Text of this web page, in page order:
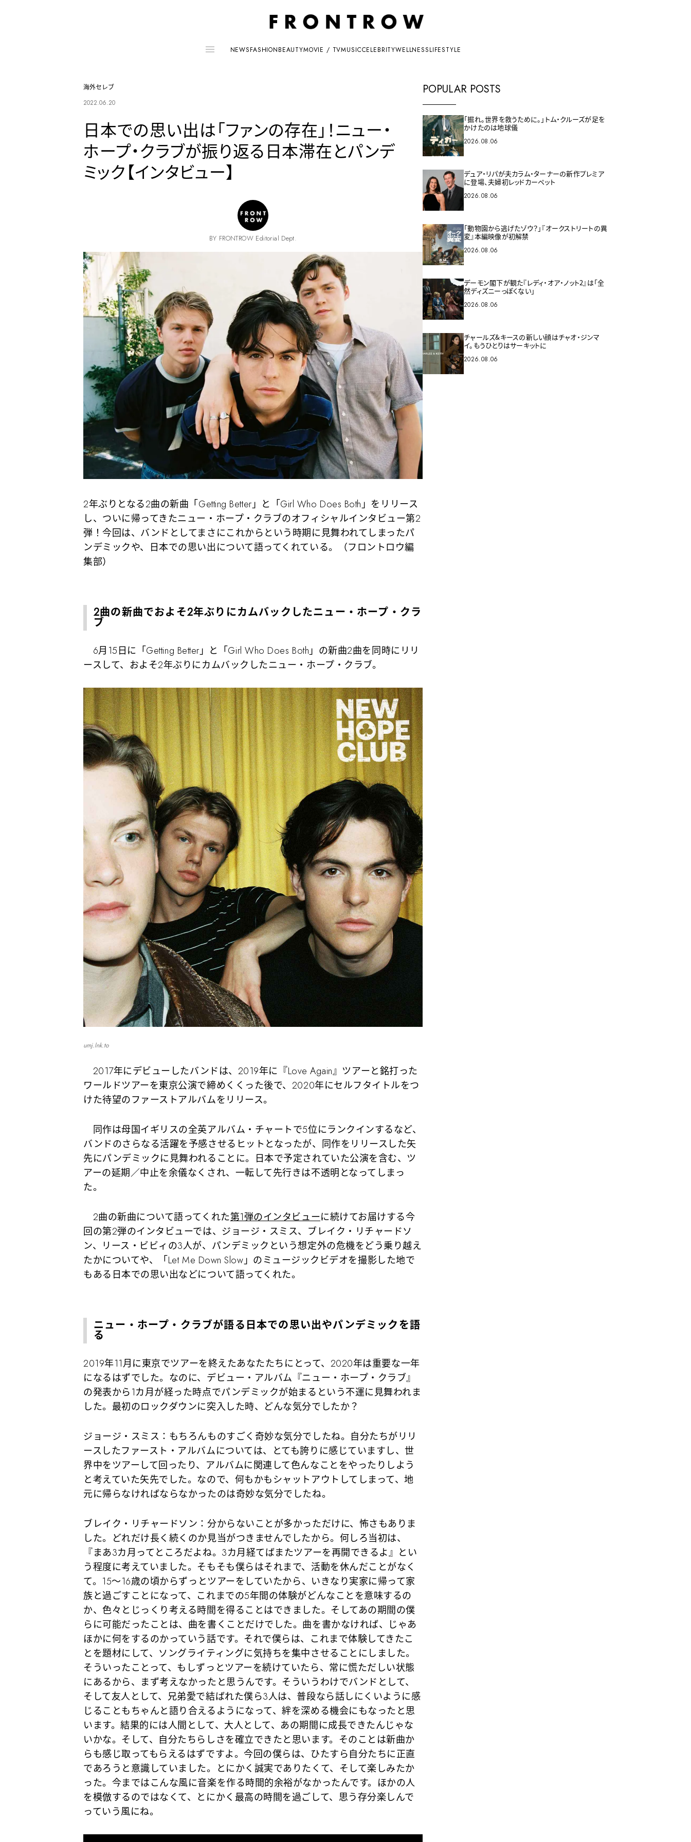
NEWSFASHIONBEAUTYMOVIE / TVMUSICCELEBRITYWELLNESSLIFESTYLE
海外セレブ
2022.06.20
日本での思い出は「ファンの存在」！ニュー・
ホープ・クラブが振り返る日本滞在とパンデ
ミック【インタビュー】
BY FRONTROW Editorial Dept.
2年ぶりとなる2曲の新曲「Getting Better」と「Girl Who Does Both」をリリース
し、ついに帰ってきたニュー・ホープ・クラブのオフィシャルインタビュー第2
弾！今回は、バンドとしてまさにこれからという時期に見舞われてしまったパ
ンデミックや、日本での思い出について語ってくれている。（フロントロウ編
集部）
2曲の新曲でおよそ2年ぶりにカムバックしたニュー・ホープ・クラ
ブ
6月15日に「Getting Better」と「Girl Who Does Both」の新曲2曲を同時にリリ
ースして、およそ2年ぶりにカムバックしたニュー・ホープ・クラブ。
umj.lnk.to
2017年にデビューしたバンドは、2019年に『Love Again』ツアーと銘打った
ワールドツアーを東京公演で締めくくった後で、2020年にセルフタイトルをつ
けた待望のファーストアルバムをリリース。
同作は母国イギリスの全英アルバム・チャートで5位にランクインするなど、
バンドのさらなる活躍を予感させるヒットとなったが、同作をリリースした矢
先にパンデミックに見舞われることに。日本で予定されていた公演を含む、ツ
アーの延期／中止を余儀なくされ、一転して先行きは不透明となってしまっ
た。
2曲の新曲について語ってくれた第1弾のインタビューに続けてお届けする今
回の第2弾のインタビューでは、ジョージ・スミス、ブレイク・リチャードソ
ン、リース・ビビィの3人が、パンデミックという想定外の危機をどう乗り越え
たかについてや、「Let Me Down Slow」のミュージックビデオを撮影した地で
もある日本での思い出などについて語ってくれた。
ニュー・ホープ・クラブが語る日本での思い出やパンデミックを語
る
2019年11月に東京でツアーを終えたあなたたちにとって、2020年は重要な一年
になるはずでした。なのに、デビュー・アルバム『ニュー・ホープ・クラブ』
の発表から1カ月が経った時点でパンデミックが始まるという不運に見舞われま
した。最初のロックダウンに突入した時、どんな気分でしたか？
ジョージ・スミス ：もちろんものすごく奇妙な気分でしたね。自分たちがリリ
ースしたファースト・アルバムについては、とても誇りに感じていますし、世
界中をツアーして回ったり、アルバムに関連して色んなことをやったりしよう
と考えていた矢先でした。なので、何もかもシャットアウトしてしまって、地
元に帰らなければならなかったのは奇妙な気分でしたね。
ブレイク・リチャードソン ：分からないことが多かっただけに、怖さもありま
した。どれだけ長く続くのか見当がつきませんでしたから。何しろ当初は、
『まあ3カ月ってところだよね。3カ月経てばまたツアーを再開できるよ』とい
う程度に考えていました。そもそも僕らはそれまで、活動を休んだことがなく
て。15～16歳の頃からずっとツアーをしていたから、いきなり実家に帰って家
族と過ごすことになって、これまでの5年間の体験がどんなことを意味するの
か、色々とじっくり考える時間を得ることはできました。そしてあの期間の僕
らに可能だったことは、曲を書くことだけでした。曲を書かなければ、じゃあ
ほかに何をするのかっていう話です。それで僕らは、これまで体験してきたこ
とを題材にして、ソングライティングに気持ちを集中させることにしました。
そういったことって、もしずっとツアーを続けていたら、常に慌ただしい状態
にあるから、まず考えなかったと思うんです。そういうわけでバンドとして、
そして友人として、兄弟愛で結ばれた僕ら3人は、普段なら話しにくいように感
じることもちゃんと語り合えるようになって、絆を深める機会にもなったと思
います。結果的には人間として、大人として、あの期間に成長できたんじゃな
いかな。そして、自分たちらしさを確立できたと思います。そのことは新曲か
らも感じ取ってもらえるはずですよ。今回の僕らは、ひたすら自分たちに正直
であろうと意識していました。とにかく誠実でありたくて、そして楽しみたか
った。今まではこんな風に音楽を作る時間的余裕がなかったんです。ほかの人
を模倣するのではなくて、とにかく最高の時間を過ごして、思う存分楽しんで
っていう風にね。
POPULAR POSTS
「掘れ。世界を救うために。」トム・クルーズが足を
かけたのは地球儀
2026.08.06
デュア・リパが夫カラム・ターナーの新作プレミア
に登場、夫婦初レッドカーペット
2026.08.06
「動物園から逃げたゾウ？」『オークストリートの異
変』本編映像が初解禁
2026.08.06
デーモン閣下が観た『レディ・オア・ノット2』は「全
然ディズニーっぽくない」
2026.08.06
チャールズ&キースの新しい顔はチャオ・ジンマ
イ。もうひとりはサーキットに
2026.08.06